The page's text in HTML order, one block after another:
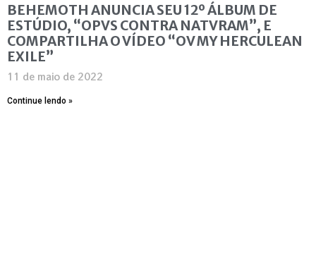
BEHEMOTH ANUNCIA SEU 12º ÁLBUM DE
ESTÚDIO, “OPVS CONTRA NATVRAM”, E
COMPARTILHA O VÍDEO “OV MY HERCULEAN
EXILE”
11 de maio de 2022
Continue lendo »